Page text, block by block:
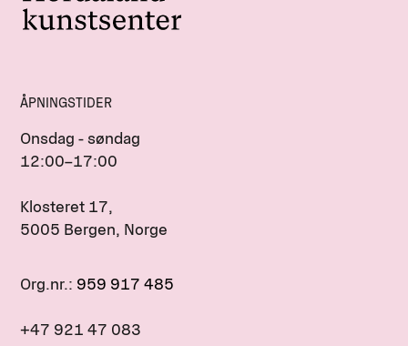
ÅPNINGSTIDER
Onsdag - søndag
12:00–17:00
Klosteret 17,
5005 Bergen, Norge
Org.nr.: 959 917 485
+47 921 47 083